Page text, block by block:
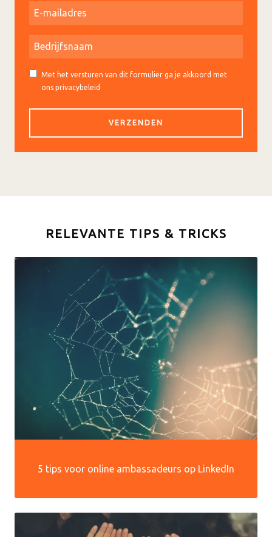
Met het versturen van dit formulier ga je akkoord met
ons privacybeleid
RELEVANTE TIPS & TRICKS
5 tips voor online ambassadeurs op LinkedIn